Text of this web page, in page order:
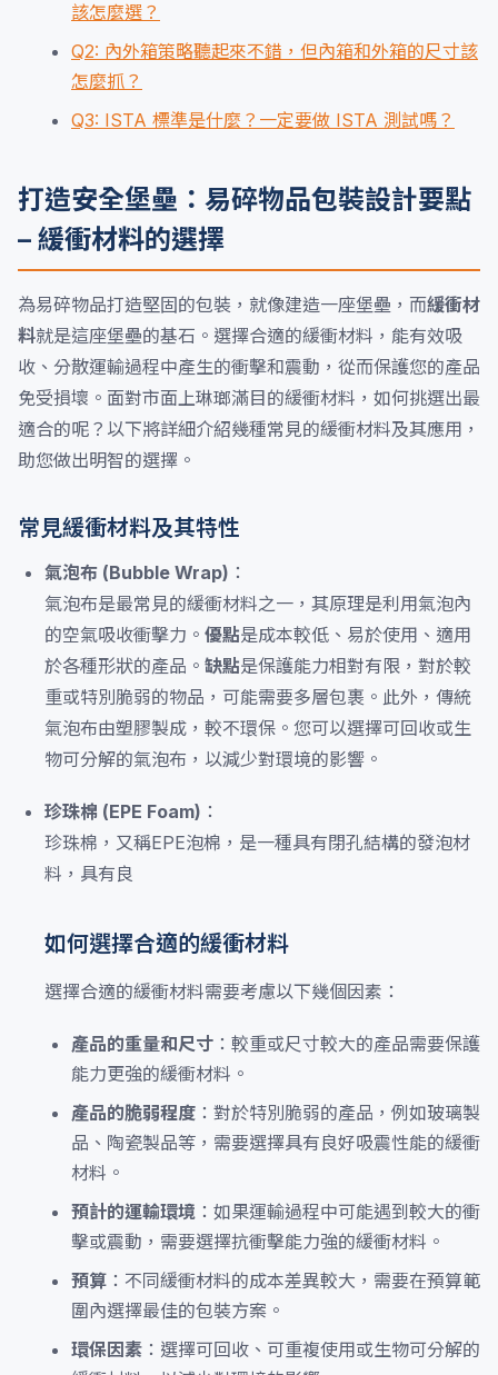
該怎麼選？
Q2: 內外箱策略聽起來不錯，但內箱和外箱的尺寸該
怎麼抓？
Q3: ISTA 標準是什麼？一定要做 ISTA 測試嗎？
打造安全堡壘：易碎物品包裝設計要點
– 緩衝材料的選擇
為易碎物品打造堅固的包裝，就像建造一座堡壘，而緩衝材
料就是這座堡壘的基石。選擇合適的緩衝材料，能有效吸
收、分散運輸過程中產生的衝擊和震動，從而保護您的產品
免受損壞。面對市面上琳瑯滿目的緩衝材料，如何挑選出最
適合的呢？以下將詳細介紹幾種常見的緩衝材料及其應用，
助您做出明智的選擇。
常見緩衝材料及其特性
氣泡布 (Bubble Wrap) ：
氣泡布是最常見的緩衝材料之一，其原理是利用氣泡內
的空氣吸收衝擊力。 優點是成本較低、易於使用、適用
於各種形狀的產品。 缺點是保護能力相對有限，對於較
重或特別脆弱的物品，可能需要多層包裹。此外，傳統
氣泡布由塑膠製成，較不環保。您可以選擇可回收或生
物可分解的氣泡布，以減少對環境的影響。
珍珠棉 (EPE Foam) ：
珍珠棉，又稱EPE泡棉，是一種具有閉孔結構的發泡材
料，具有良
如何選擇合適的緩衝材料
選擇合適的緩衝材料需要考慮以下幾個因素：
產品的重量和尺寸 ：較重或尺寸較大的產品需要保護
能力更強的緩衝材料。
產品的脆弱程度 ：對於特別脆弱的產品，例如玻璃製
品、陶瓷製品等，需要選擇具有良好吸震性能的緩衝
材料。
預計的運輸環境 ：如果運輸過程中可能遇到較大的衝
擊或震動，需要選擇抗衝擊能力強的緩衝材料。
預算 ：不同緩衝材料的成本差異較大，需要在預算範
圍內選擇最佳的包裝方案。
環保因素 ：選擇可回收、可重複使用或生物可分解的